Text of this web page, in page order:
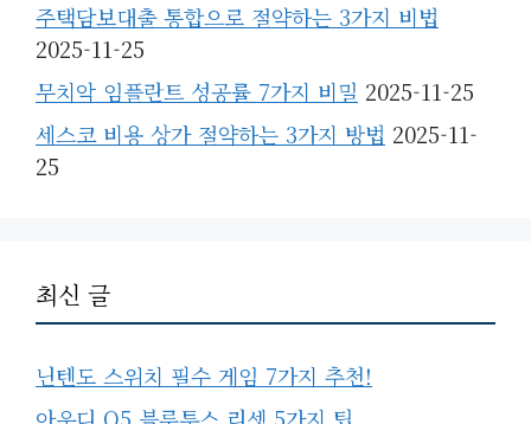
주택담보대출 통합으로 절약하는 3가지 비법
2025-11-25
무치악 임플란트 성공률 7가지 비밀 2025-11-25
세스코 비용 상가 절약하는 3가지 방법 2025-11-
25
최신 글
닌텐도 스위치 필수 게임 7가지 추천!